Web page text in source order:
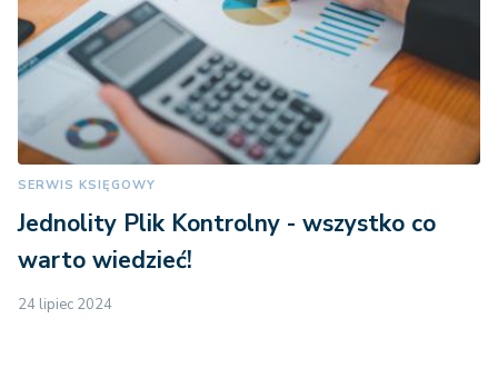
SERWIS KSIĘGOWY
Jednolity Plik Kontrolny - wszystko co
warto wiedzieć!
24 lipiec 2024